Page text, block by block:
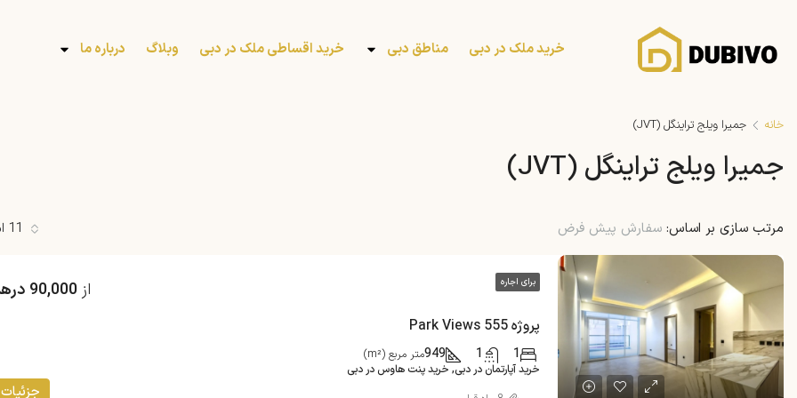
خرید ملک در دبی مناطق دبی خرید اقساطی ملک در دبی وبلاگ درباره ما
خانه جمیرا ویلج تراینگل (JVT)
جمیرا ویلج تراینگل (JVT)
11 املاک مرتب سازی بر اساس: سفارش پیش فرض
برای اجاره
پروژه 555 Park Views
از 90,000 درهم
1
1
949متر مربع (m²)
خرید آپارتمان در دبی, خرید پنت هاوس در دبی
جزئیات